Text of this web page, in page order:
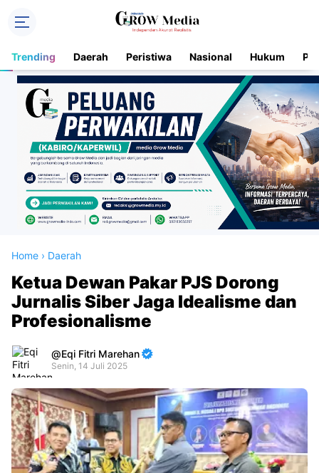
Trending Daerah Peristiwa Nasional Hukum
Home › Daerah
Ketua Dewan Pakar PJS Dorong
Jurnalis Siber Jaga Idealisme dan
Profesionalisme
Eqi Fitri Marehan
Senin, 14 Juli 2025
Premium
By
Raushan
Design
With
Shroff